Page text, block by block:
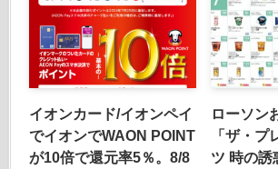
イオンカード/イオンペイ
でイオンでWAON POINT
が10倍で還元率5％。8/8
ローソン
「ザ・プ
ツ 時の誘